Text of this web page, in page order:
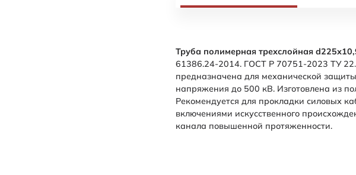
Труба полимерная трехслойная
61386.24-2014. ГОСТ Р 70751-2023 ТУ
предназначена для механической
напряжения до 500 кВ. Изготовлена из
Рекомендуется для прокладки силовых
включениями искусственного
канала повышенной протяженности.